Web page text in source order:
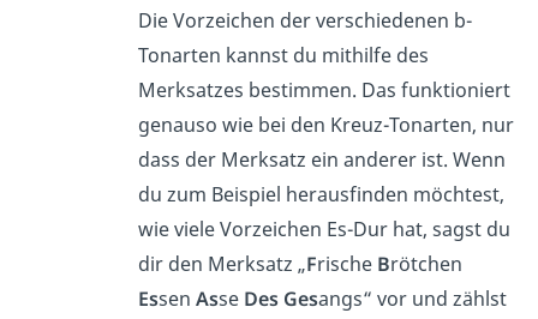
Die Vorzeichen der verschiedenen b-
Tonarten kannst du mithilfe des
Merksatzes bestimmen. Das funktioniert
genauso wie bei den Kreuz-Tonarten, nur
dass der Merksatz ein anderer ist. Wenn
du zum Beispiel herausfinden möchtest,
wie viele Vorzeichen Es-Dur hat, sagst du
dir den Merksatz „Frische Brötchen
Essen Asse Des Gesangs“ vor und zählst